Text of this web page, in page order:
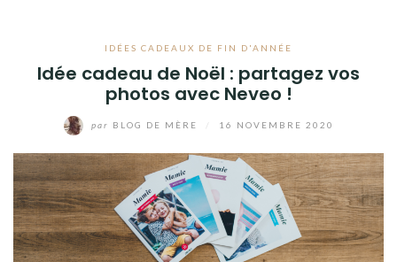
IDÉES CADEAUX DE FIN D'ANNÉE
Idée cadeau de Noël : partagez vos
photos avec Neveo !
par BLOG DE MÈRE 16 NOVEMBRE 2020